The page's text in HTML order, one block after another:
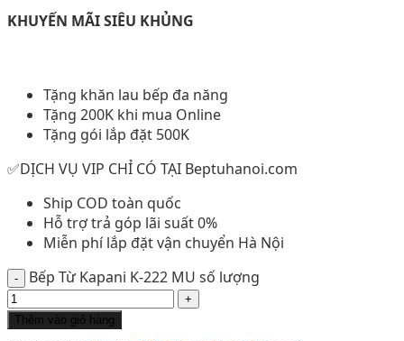
KHUYẾN MÃI SIÊU KHỦNG
Tặng khăn lau bếp đa năng
Tặng 200K khi mua Online
Tặng gói lắp đặt 500K
✅DỊCH VỤ VIP CHỈ CÓ TẠI Beptuhanoi.com
Ship COD toàn quốc
Hỗ trợ trả góp lãi suất 0%
Miễn phí lắp đặt vận chuyển Hà Nội
Bếp Từ Kapani K-222 MU số lượng
Thêm vào giỏ hàng